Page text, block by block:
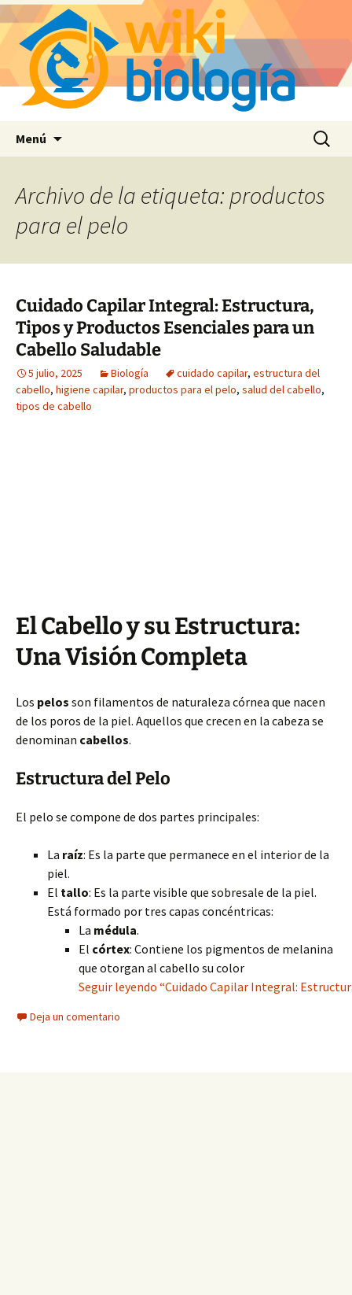
Menú Buscar:
Archivo de la etiqueta: productos
para el pelo
Cuidado Capilar Integral: Estructura,
Tipos y Productos Esenciales para un
Cabello Saludable
5 julio, 2025 Biología cuidado capilar, estructura del
cabello, higiene capilar, productos para el pelo, salud del cabello,
tipos de cabello
El Cabello y su Estructura:
Una Visión Completa
Los pelos son filamentos de naturaleza córnea que nacen
de los poros de la piel. Aquellos que crecen en la cabeza se
denominan cabellos.
Estructura del Pelo
El pelo se compone de dos partes principales:
La raíz: Es la parte que permanece en el interior de la
piel.
El tallo: Es la parte visible que sobresale de la piel.
Está formado por tres capas concéntricas:
La médula.
El córtex: Contiene los pigmentos de melanina
que otorgan al cabello su color
Seguir leyendo “Cuidado Capilar Integral:
Deja un comentario